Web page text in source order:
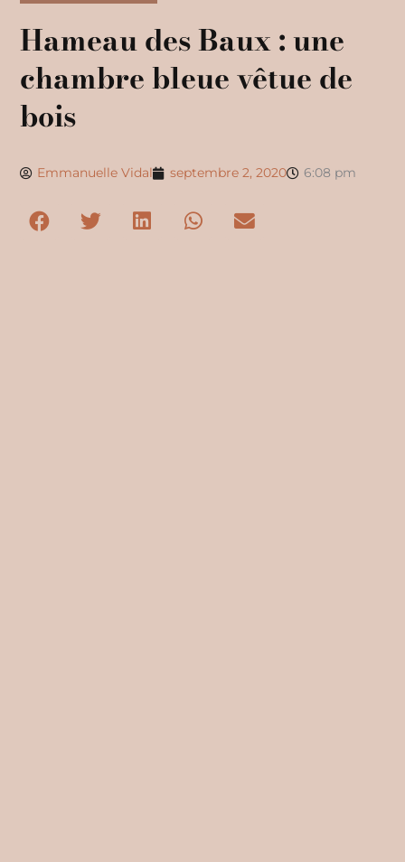
Hameau des Baux : une
chambre bleue vêtue de
bois
Emmanuelle Vidal septembre 2, 2020 6:08 pm